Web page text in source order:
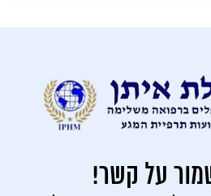
על קשר!